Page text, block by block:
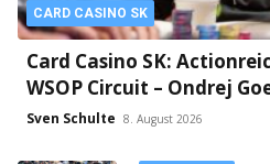
CARD CASINO SK
Card Casino SK:
WSOP Circuit – Ondrej
Sven Schulte 8. August 2026